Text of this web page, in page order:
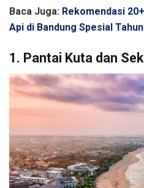
Baca Juga: Rekomendasi
Api di Bandung Spesial
1. Pantai Kuta dan